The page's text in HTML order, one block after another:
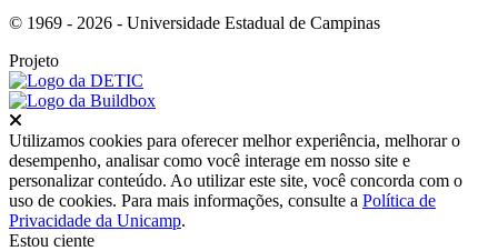
© 1969 - 2026 - Universidade Estadual de Campinas
Projeto
Utilizamos cookies para oferecer melhor experiência, melhorar o
desempenho, analisar como você interage em nosso site e
personalizar conteúdo. Ao utilizar este site, você concorda com o
uso de cookies. Para mais informações, consulte a Política de
Privacidade da Unicamp.
Estou ciente